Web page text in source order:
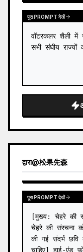
पूरा PROMPT देखें
वॉटरकलर शैली में
सभी संघीय
द्वारा@松果先森
पूरा PROMPT देखें
[मुख्य: चेहरे की
चेहरे की संरचना
की गई संदर्भ
चाहिए] हाई-एंड